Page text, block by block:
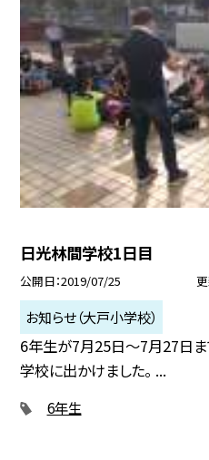
日光林間学校1日目
公開日 2019/07/25
お知らせ（大戸小学校）
6年生が7月25日〜7月27日
学校に出かけました。 ...
6年生